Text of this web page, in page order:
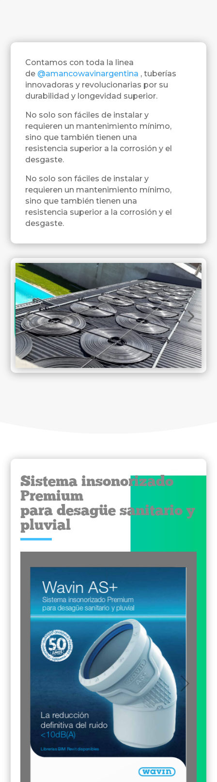
Contamos con toda la linea
de @amancowavinargentina , tuberías
innovadoras y revolucionarias por su
durabilidad y longevidad superior.
No solo son fáciles de instalar y
requieren un mantenimiento mínimo,
sino que también tienen una
resistencia superior a la corrosión y el
desgaste.
No solo son fáciles de instalar y
requieren un mantenimiento mínimo,
sino que también tienen una
resistencia superior a la corrosión y el
desgaste.
Sistema insonorizado
Premium
para desagüe sanitario y
pluvial